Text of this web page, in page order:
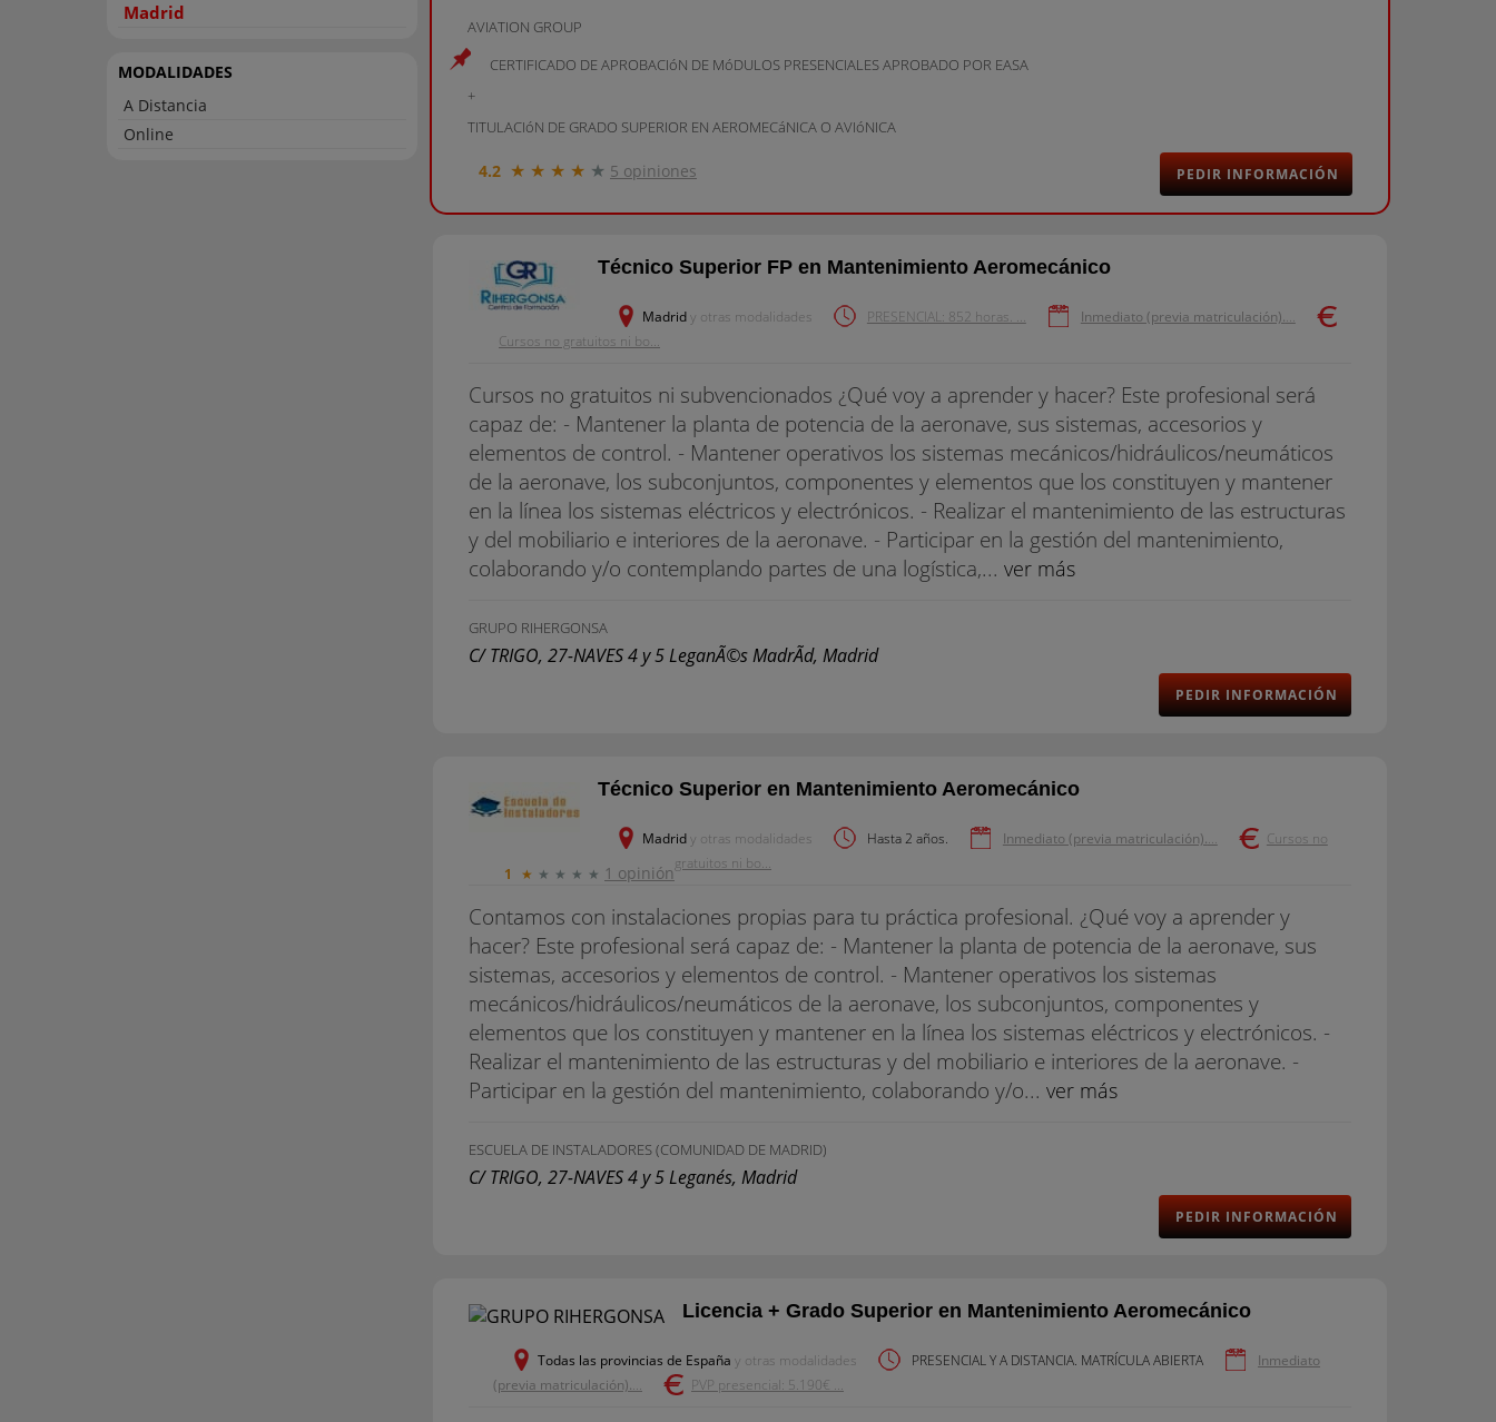
Madrid
MODALIDADES
A Distancia
Online
AVIATION GROUP
CERTIFICADO DE APROBACIóN DE MóDULOS PRESENCIALES APROBADO POR EASA
+
TITULACIóN DE GRADO SUPERIOR EN AEROMECáNICA O AVIóNICA
4.2 ★ ★ ★ ★ ★ 5 opiniones PEDIR INFORMACIÓN
Técnico Superior FP en Mantenimiento Aeromecánico
Madridy otras modalidades PRESENCIAL: 852 horas. ... Inmediato (previa matriculación)....
Cursos no gratuitos ni bo...
Cursos no gratuitos ni subvencionados ¿Qué voy a aprender y hacer? Este profesional será
capaz de: - Mantener la planta de potencia de la aeronave, sus sistemas, accesorios y
elementos de control. - Mantener operativos los sistemas mecánicos/hidráulicos/neumáticos
de la aeronave, los subconjuntos, componentes y elementos que los constituyen y mantener
en la línea los sistemas eléctricos y electrónicos. - Realizar el mantenimiento de las estructuras
y del mobiliario e interiores de la aeronave. - Participar en la gestión del mantenimiento,
colaborando y/o contemplando partes de una logística,... ver más
GRUPO RIHERGONSA
C/ TRIGO, 27-NAVES 4 y 5 LeganÃ©s MadrÃ­d, Madrid
PEDIR INFORMACIÓN
Técnico Superior en Mantenimiento Aeromecánico
Madridy otras modalidades Hasta 2 años. Inmediato (previa matriculación)....
Cursos no
gratuitos ni bo...
1 ★ ★ ★ ★ ★ 1 opinión
Contamos con instalaciones propias para tu práctica profesional. ¿Qué voy a aprender y
hacer? Este profesional será capaz de: - Mantener la planta de potencia de la aeronave, sus
sistemas, accesorios y elementos de control. - Mantener operativos los sistemas
mecánicos/hidráulicos/neumáticos de la aeronave, los subconjuntos, componentes y
elementos que los constituyen y mantener en la línea los sistemas eléctricos y electrónicos. -
Realizar el mantenimiento de las estructuras y del mobiliario e interiores de la aeronave. -
Participar en la gestión del mantenimiento, colaborando y/o... ver más
ESCUELA DE INSTALADORES (COMUNIDAD DE MADRID)
C/ TRIGO, 27-NAVES 4 y 5 Leganés, Madrid
PEDIR INFORMACIÓN
Licencia + Grado Superior en Mantenimiento Aeromecánico
Todas las provincias de España y otras modalidades PRESENCIAL Y A DISTANCIA. MATRÍCULA ABIERTA
Inmediato
(previa matriculación).... PVP presencial: 5.190€ ...